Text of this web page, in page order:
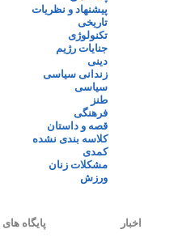
پیشنهاد و نظریات
تاریخی
تکنولوژی
جنایات رژیم
دینی
زندانی سیاسی
سیاسی
طنز
فرهنگی
قصه و داستان
کلاسه بندی نشده
کمدی
مشکلات زنان
ورزش
اخبار پایگاه